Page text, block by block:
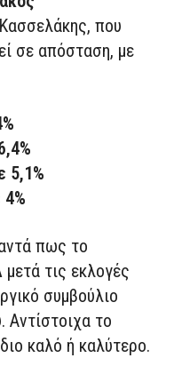
που
σε απόσταση, με
5,1%
πως το
μετά τις εκλογές
συμβούλιο
Αντίστοιχα το
καλό ή καλύτερο.